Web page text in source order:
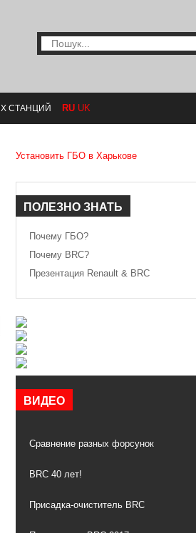
СТАНЦИЙ RU UK
Установить ГБО в Харькове
ПОЛЕЗНО ЗНАТЬ
Почему ГБО?
Почему BRC?
Презентация Renault & BRC
ВИДЕО
Сравнение разных форсунок
BRC 40 лет!
Присадка-очиститель BRC